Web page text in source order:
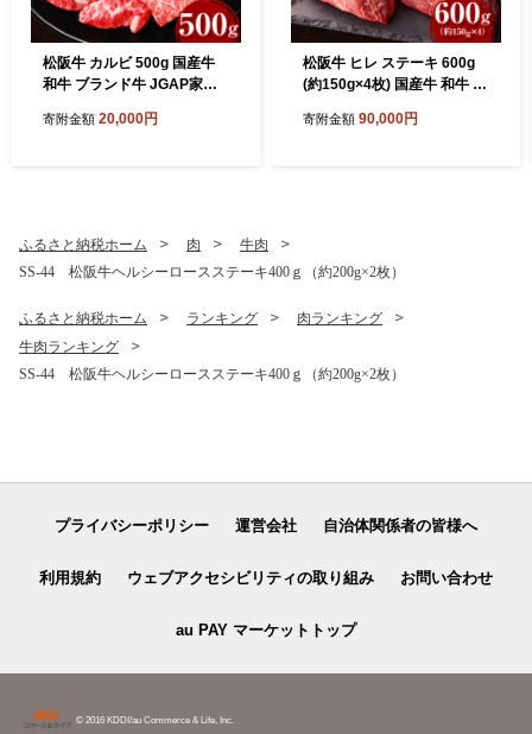
松阪牛 カルビ 500g 国産牛
和牛 ブランド牛 JGAP家
農場 牛肉 肉 高級 人気 おす
寄附金額 20,000円
松阪牛 ヒレ ステーキ 600g
(約150g×4枚) 国産牛 和牛 ブ
農場HACCP認証農場 牛肉
寄附金額 90,000円
ふるさと納税ホーム 肉
牛肉
SS-44 松阪牛ヘルシーロースステーキ400ｇ（約200g×2枚）
ふるさと納税ホーム ランキング
肉ランキング
牛肉ランキング
SS-44 松阪牛ヘルシーロースステーキ400ｇ（約200g×2枚）
プライバシーポリシー 運営会社 自治体関係者の皆様へ
利用規約 ウェブアクセシビリティの取り組み お問い合わせ
au PAY マーケットトップ
© 2016 KDDI/au Commerce & Life, Inc.